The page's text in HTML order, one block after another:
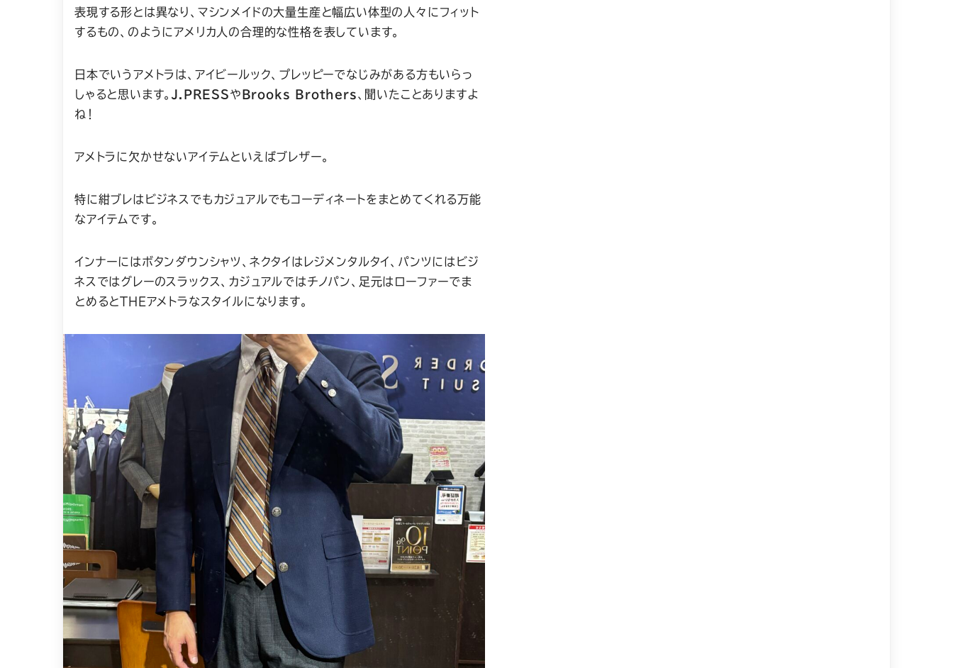
表現する形とは異なり、マシンメイドの大量生産と幅広い体型の人々にフィット
するもの、のようにアメリカ人の合理的な性格を表しています。
日本でいうアメトラは、アイビールック、プレッピーでなじみがある方もいらっ
しゃると思います。J.PRESSや Brooks Brothers、聞いたことありますよ
ね！
アメトラに欠かせないアイテムといえばブレザー。
特に紺ブレはビジネスでもカジュアルでもコーディネートをまとめてくれる万能
なアイテムです。
インナーにはボタンダウンシャツ、ネクタイはレジメンタルタイ、パンツにはビジ
ネスではグレーのスラックス、カジュアルではチノパン、足元はローファーでま
とめるとTHEアメトラなスタイルになります。